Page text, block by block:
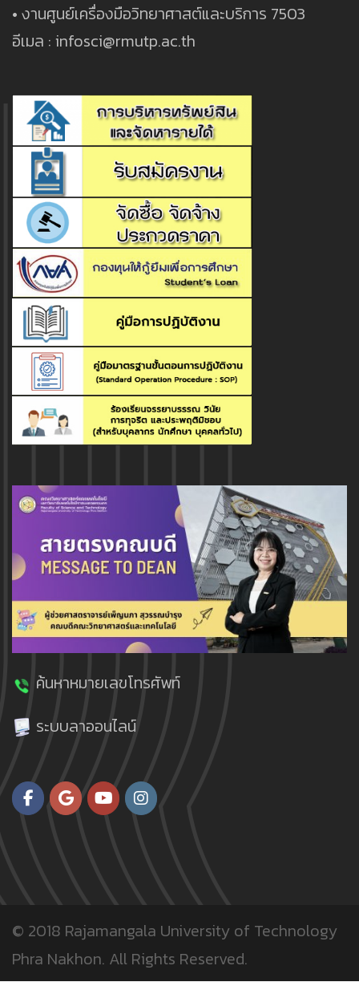
• งานศูนย์เครื่องมือวิทยาศาสต์และบริการ 7503
อีเมล : infosci@rmutp.ac.th
ค้นหาหมายเลขโทรศัพท์
ระบบลาออนไลน์
© 2018 Rajamangala University of Technology
Phra Nakhon. All Rights Reserved.